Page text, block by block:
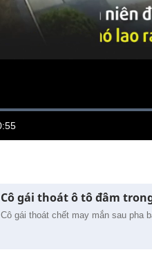
Cô gái thoát ô tô đâm
Cô gái thoát chết may mắn sau pha